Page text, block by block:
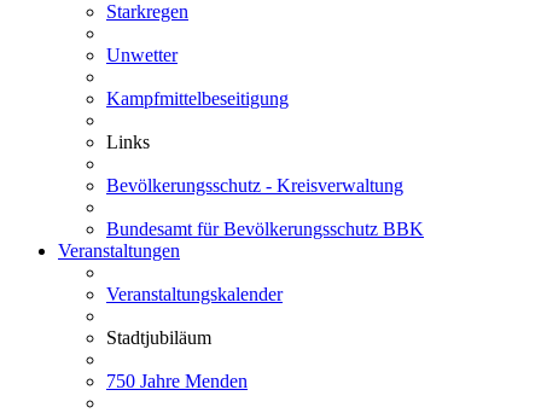
Starkregen
Unwetter
Kampfmittelbeseitigung
Links
Bevölkerungsschutz - Kreisverwaltung
Bundesamt für Bevölkerungsschutz BBK
Veranstaltungen
Veranstaltungskalender
Stadtjubiläum
750 Jahre Menden